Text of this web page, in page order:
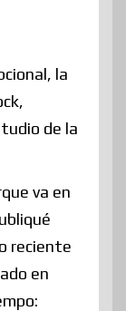
la
de la
va en
reciente
en